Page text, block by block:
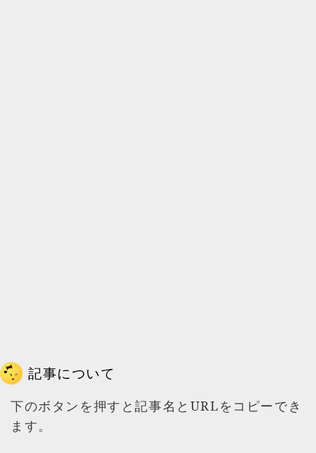
記事について
下のボタンを押すと記事名とURLをコピーでき
ます。